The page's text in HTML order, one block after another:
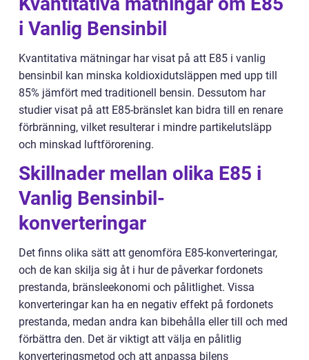
i Vanlig Bensinbil
Kvantitativa mätningar har visat på att E85 i vanlig
bensinbil kan minska koldioxidutsläppen med upp till
85% jämfört med traditionell bensin. Dessutom har
studier visat på att E85-bränslet kan bidra till en renare
förbränning, vilket resulterar i mindre partikelutsläpp
och minskad luftförorening.
Skillnader mellan olika E85 i
Vanlig Bensinbil-
konverteringar
Det finns olika sätt att genomföra E85-konverteringar,
och de kan skilja sig åt i hur de påverkar fordonets
prestanda, bränsleekonomi och pålitlighet. Vissa
konverteringar kan ha en negativ effekt på fordonets
prestanda, medan andra kan bibehålla eller till och med
förbättra den. Det är viktigt att välja en pålitlig
konverteringsmetod och att anpassa bilens